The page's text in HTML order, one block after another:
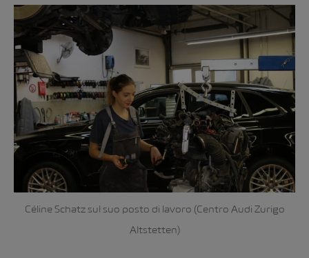
Céline Schatz sul suo posto di lavoro (Centro Audi Zurigo
Altstetten)